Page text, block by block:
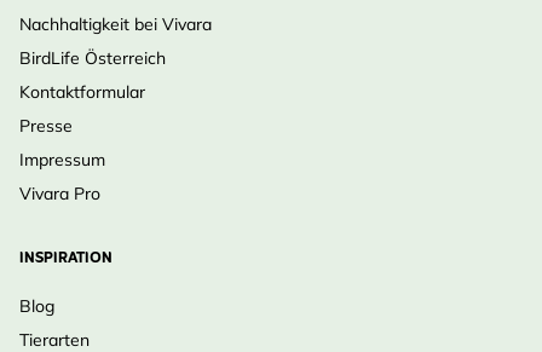
Nachhaltigkeit bei Vivara
BirdLife Österreich
Kontaktformular
Presse
Impressum
Vivara Pro
INSPIRATION
Blog
Tierarten